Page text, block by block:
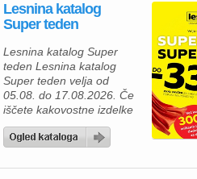
za otroke in odrasle, ki
združujejo praktičnost,
materiale. Tako lahko vsa
družina uživa v
usklajenem športnem
slogu po […]
Lesnina katalog
Super teden
Lesnina katalog Super
teden Lesnina katalog
Super teden velja od
05.08. do 17.08.2026. Če
iščete kakovostne izdelke
za prijetnejši in lepše
urejen dom, vas bo
Lesnina kataloga zagotovo